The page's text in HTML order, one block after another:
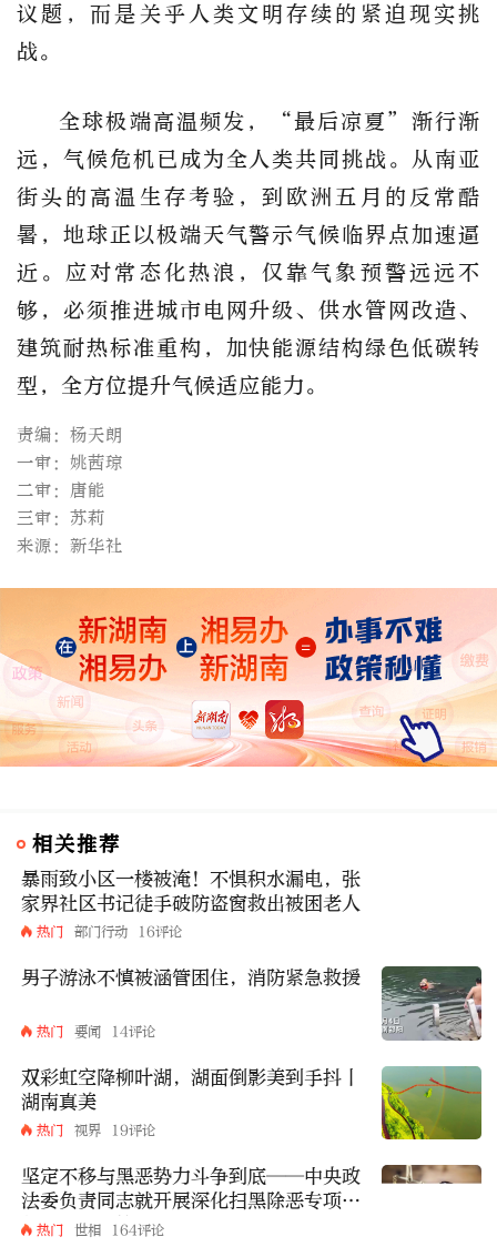
议题，而是关乎人类文明存续的紧迫现实挑
战。
全球极端高温频发，“最后凉夏”渐行渐
远，气候危机已成为全人类共同挑战。从南亚
街头的高温生存考验，到欧洲五月的反常酷
暑，地球正以极端天气警示气候临界点加速逼
近。应对常态化热浪，仅靠气象预警远远不
够，必须推进城市电网升级、供水管网改造、
建筑耐热标准重构，加快能源结构绿色低碳转
型，全方位提升气候适应能力。
责编：杨天朗
一审：姚茜琼
二审：唐能
三审：苏莉
来源：新华社
相关推荐
暴雨致小区一楼被淹！不惧积水漏电，张
家界社区书记徒手破防盗窗救出被困老人
热门 部门行动 16评论
男子游泳不慎被涵管困住，消防紧急救援
热门 要闻 14评论
双彩虹空降柳叶湖，湖面倒影美到手抖丨
湖南真美
热门 视界 19评论
坚定不移与黑恶势力斗争到底——中央政
法委负责同志就开展深化扫黑除恶专项斗
争有关问题答记者问
热门 世相 164评论